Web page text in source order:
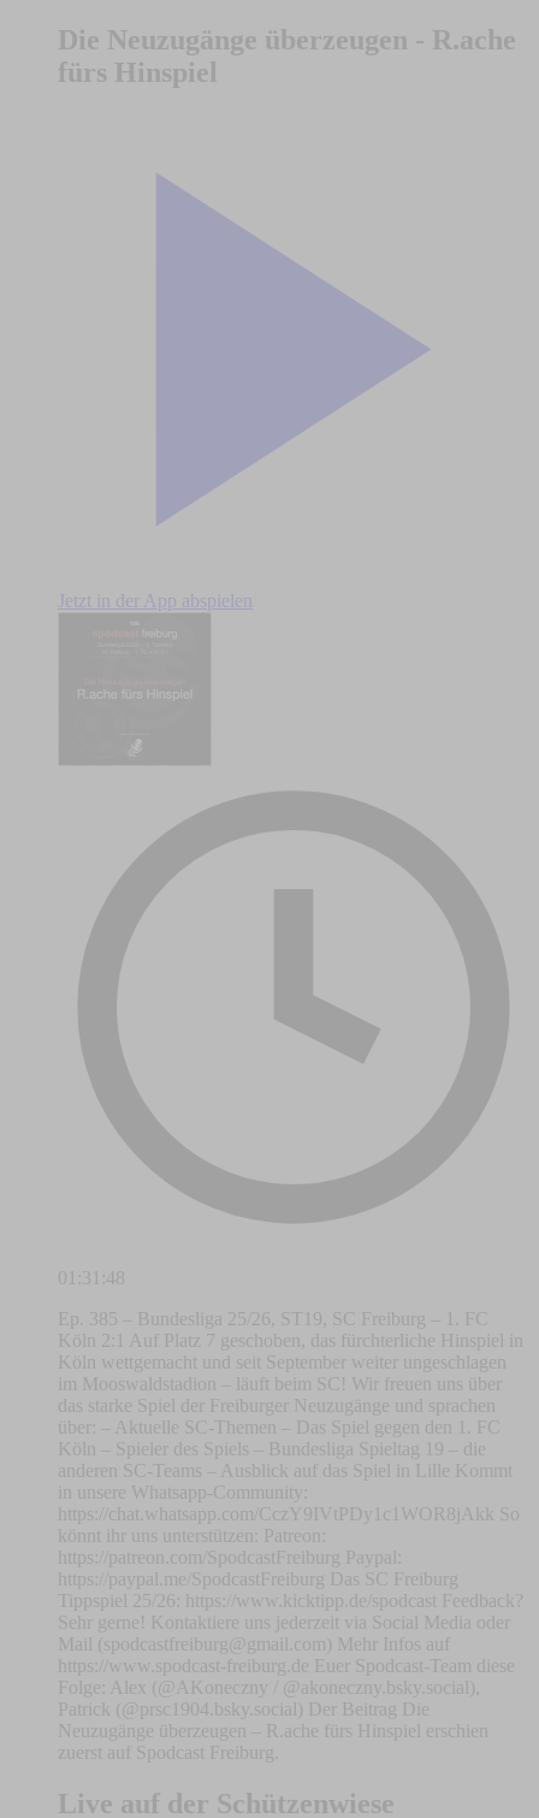
Die Neuzugänge überzeugen - R.ache
fürs Hinspiel
Jetzt in der App abspielen
01:31:48
Ep. 385 – Bundesliga 25/26, ST19, SC Freiburg – 1. FC
Köln 2:1 Auf Platz 7 geschoben, das fürchterliche Hinspiel in
Köln wettgemacht und seit September weiter ungeschlagen
im Mooswaldstadion – läuft beim SC! Wir freuen uns über
das starke Spiel der Freiburger Neuzugänge und sprachen
über: – Aktuelle SC-Themen – Das Spiel gegen den 1. FC
Köln – Spieler des Spiels – Bundesliga Spieltag 19 – die
anderen SC-Teams – Ausblick auf das Spiel in Lille Kommt
in unsere Whatsapp-Community:
https://chat.whatsapp.com/CczY9IVtPDy1c1WOR8jAkk So
könnt ihr uns unterstützen: Patreon:
https://patreon.com/SpodcastFreiburg Paypal:
https://paypal.me/SpodcastFreiburg Das SC Freiburg
Tippspiel 25/26: https://www.kicktipp.de/spodcast Feedback?
Sehr gerne! Kontaktiere uns jederzeit via Social Media oder
Mail (spodcastfreiburg@gmail.com ) Mehr Infos auf
https://www.spodcast-freiburg.de Euer Spodcast-Team diese
Folge: Alex (@AKoneczny / @akoneczny.bsky.social),
Patrick (@prsc1904.bsky.social) Der Beitrag Die
Neuzugänge überzeugen – R.ache fürs Hinspiel erschien
zuerst auf Spodcast Freiburg.
Live auf der Schützenwiese